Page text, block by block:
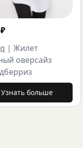
₽
| Жилет
оверсайз
Узнать больше